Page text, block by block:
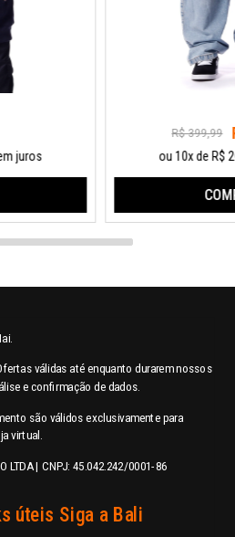
juros
R$ 399,99
ou 10x de R$
válidas até enquanto durarem nossos
e confirmação de dados.
são válidos exclusivamente para
virtual.
LTDA | CNPJ: 45.042.242/0001-86
úteis Siga a Bali